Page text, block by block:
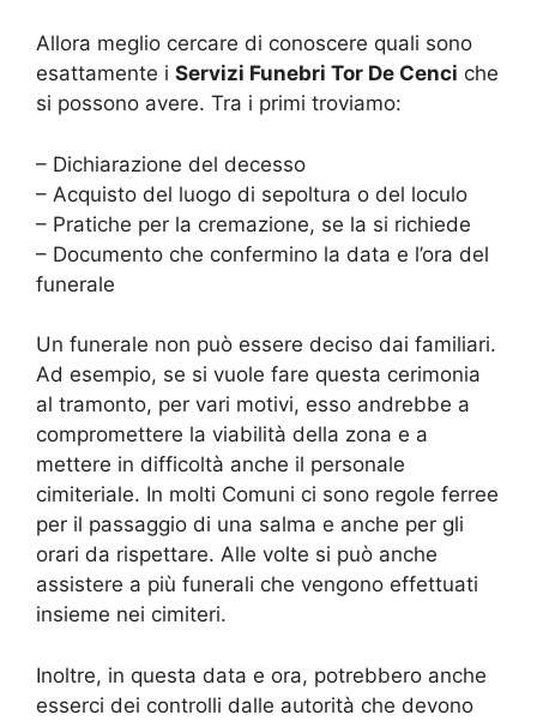
Allora meglio cercare di conoscere quali sono
esattamente i Servizi Funebri Tor De Cenci che
si possono avere. Tra i primi troviamo:
– Dichiarazione del decesso
– Acquisto del luogo di sepoltura o del loculo
– Pratiche per la cremazione, se la si richiede
– Documento che confermino la data e l’ora del
funerale
Un funerale non può essere deciso dai familiari.
Ad esempio, se si vuole fare questa cerimonia
al tramonto, per vari motivi, esso andrebbe a
compromettere la viabilità della zona e a
mettere in difficoltà anche il personale
cimiteriale. In molti Comuni ci sono regole ferree
per il passaggio di una salma e anche per gli
orari da rispettare. Alle volte si può anche
assistere a più funerali che vengono effettuati
insieme nei cimiteri.
Inoltre, in questa data e ora, potrebbero anche
esserci dei controlli dalle autorità che devono